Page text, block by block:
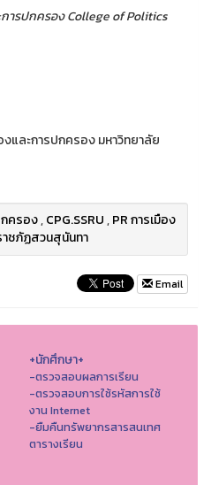
การปกครอง College of Politics
งและการปกครอง มหาวิทยาลัย
กครอง,CPG.SSRU,PR การเมือง
ชภัฏสวนสุนันทา
Email
+นักศึกษา+
-ตรวจสอบผลการเรียน
-ตรวจสอบการใช้รหัสการใช้
งาน Internet
-ยืมคืนทรัพยากรสารสนเทศ
ตารางเรียน